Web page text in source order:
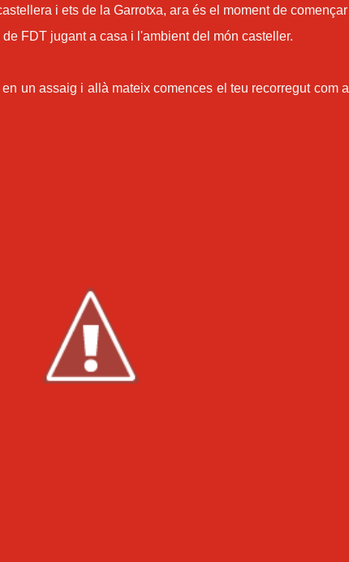
i ets de la Garrotxa, ara és el moment de
FDT jugant a casa i l'ambient del món casteller.
un assaig i allà mateix comences el teu recorregut com